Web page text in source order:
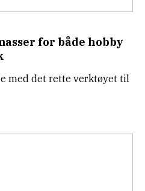
for både hobby
med det rette verktøyet til